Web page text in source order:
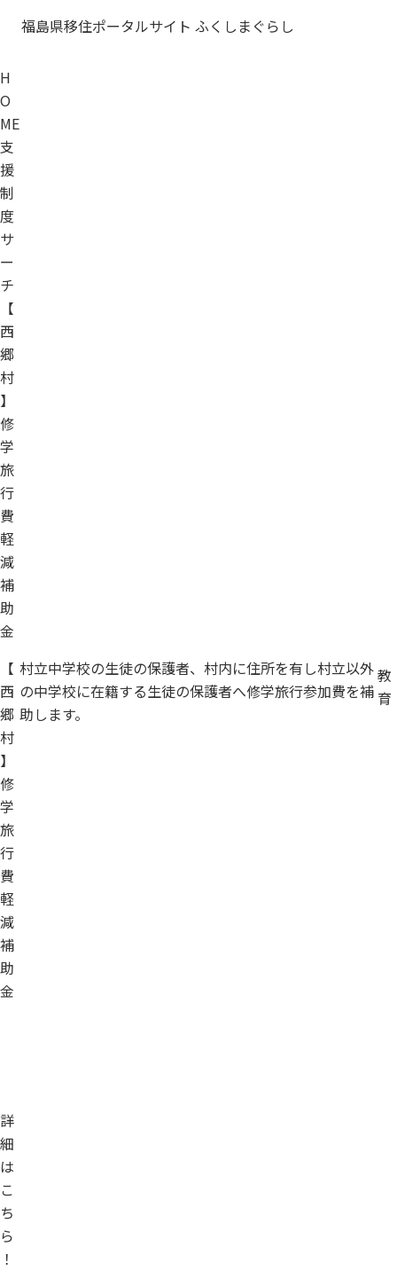
福島県移住ポータルサイト ふくしまぐらし
H
O
ME
支
援
制
度
サ
ー
チ
【
西
郷
村
】
修
学
旅
行
費
軽
減
補
助
金
【
西
郷
村
】
修
学
旅
行
費
軽
減
補
助
金
村立中学校の生徒の保護者、村内に住所を有し村立以外
の中学校に在籍する生徒の保護者へ修学旅行参加費を補
助します。
教
育
詳
細
は
こ
ち
ら
！